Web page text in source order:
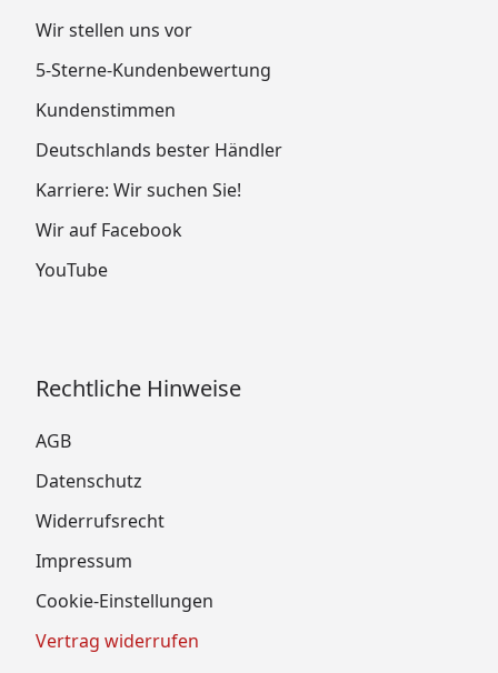
Wir stellen uns vor
5-Sterne-Kundenbewertung
Kundenstimmen
Deutschlands bester Händler
Karriere: Wir suchen Sie!
Wir auf Facebook
YouTube
Rechtliche Hinweise
AGB
Datenschutz
Widerrufsrecht
Impressum
Cookie-Einstellungen
Vertrag widerrufen